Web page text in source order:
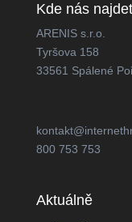
Kde nás
ARENIS s.r.o.
Tyršova 158
33561 Spálené
800 753 753
Aktuálně